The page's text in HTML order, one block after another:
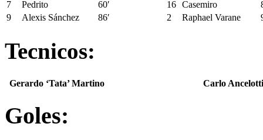
7
Pedrito 60′ 16 Casemiro
9
Alexis Sánchez 86′ 2 Raphael Varane
Tecnicos:
Gerardo ‘Tata’ Martino Carlo Ancelotti
Goles: